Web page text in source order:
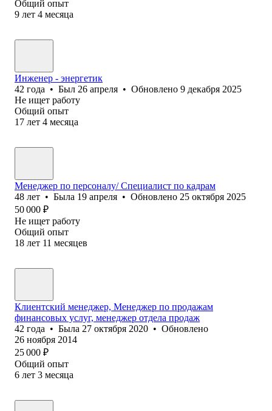
Общий опыт
9 лет 4 месяца
Инженер - энергетик
42 года • Был 26 апреля • Обновлено 9 декабря 2025
Не ищет работу
Общий опыт
17 лет 4 месяца
Менеджер по персоналу/ Специалист по кадрам
48 лет • Была 19 апреля • Обновлено 25 октября 2025
50 000 ₽
Не ищет работу
Общий опыт
18 лет 11 месяцев
Клиентский менеджер, Менеджер по продажам
финансовых услуг, менеджер отдела продаж
42 года • Была 27 октября 2020 • Обновлено
26 ноября 2014
25 000 ₽
Общий опыт
6 лет 3 месяца